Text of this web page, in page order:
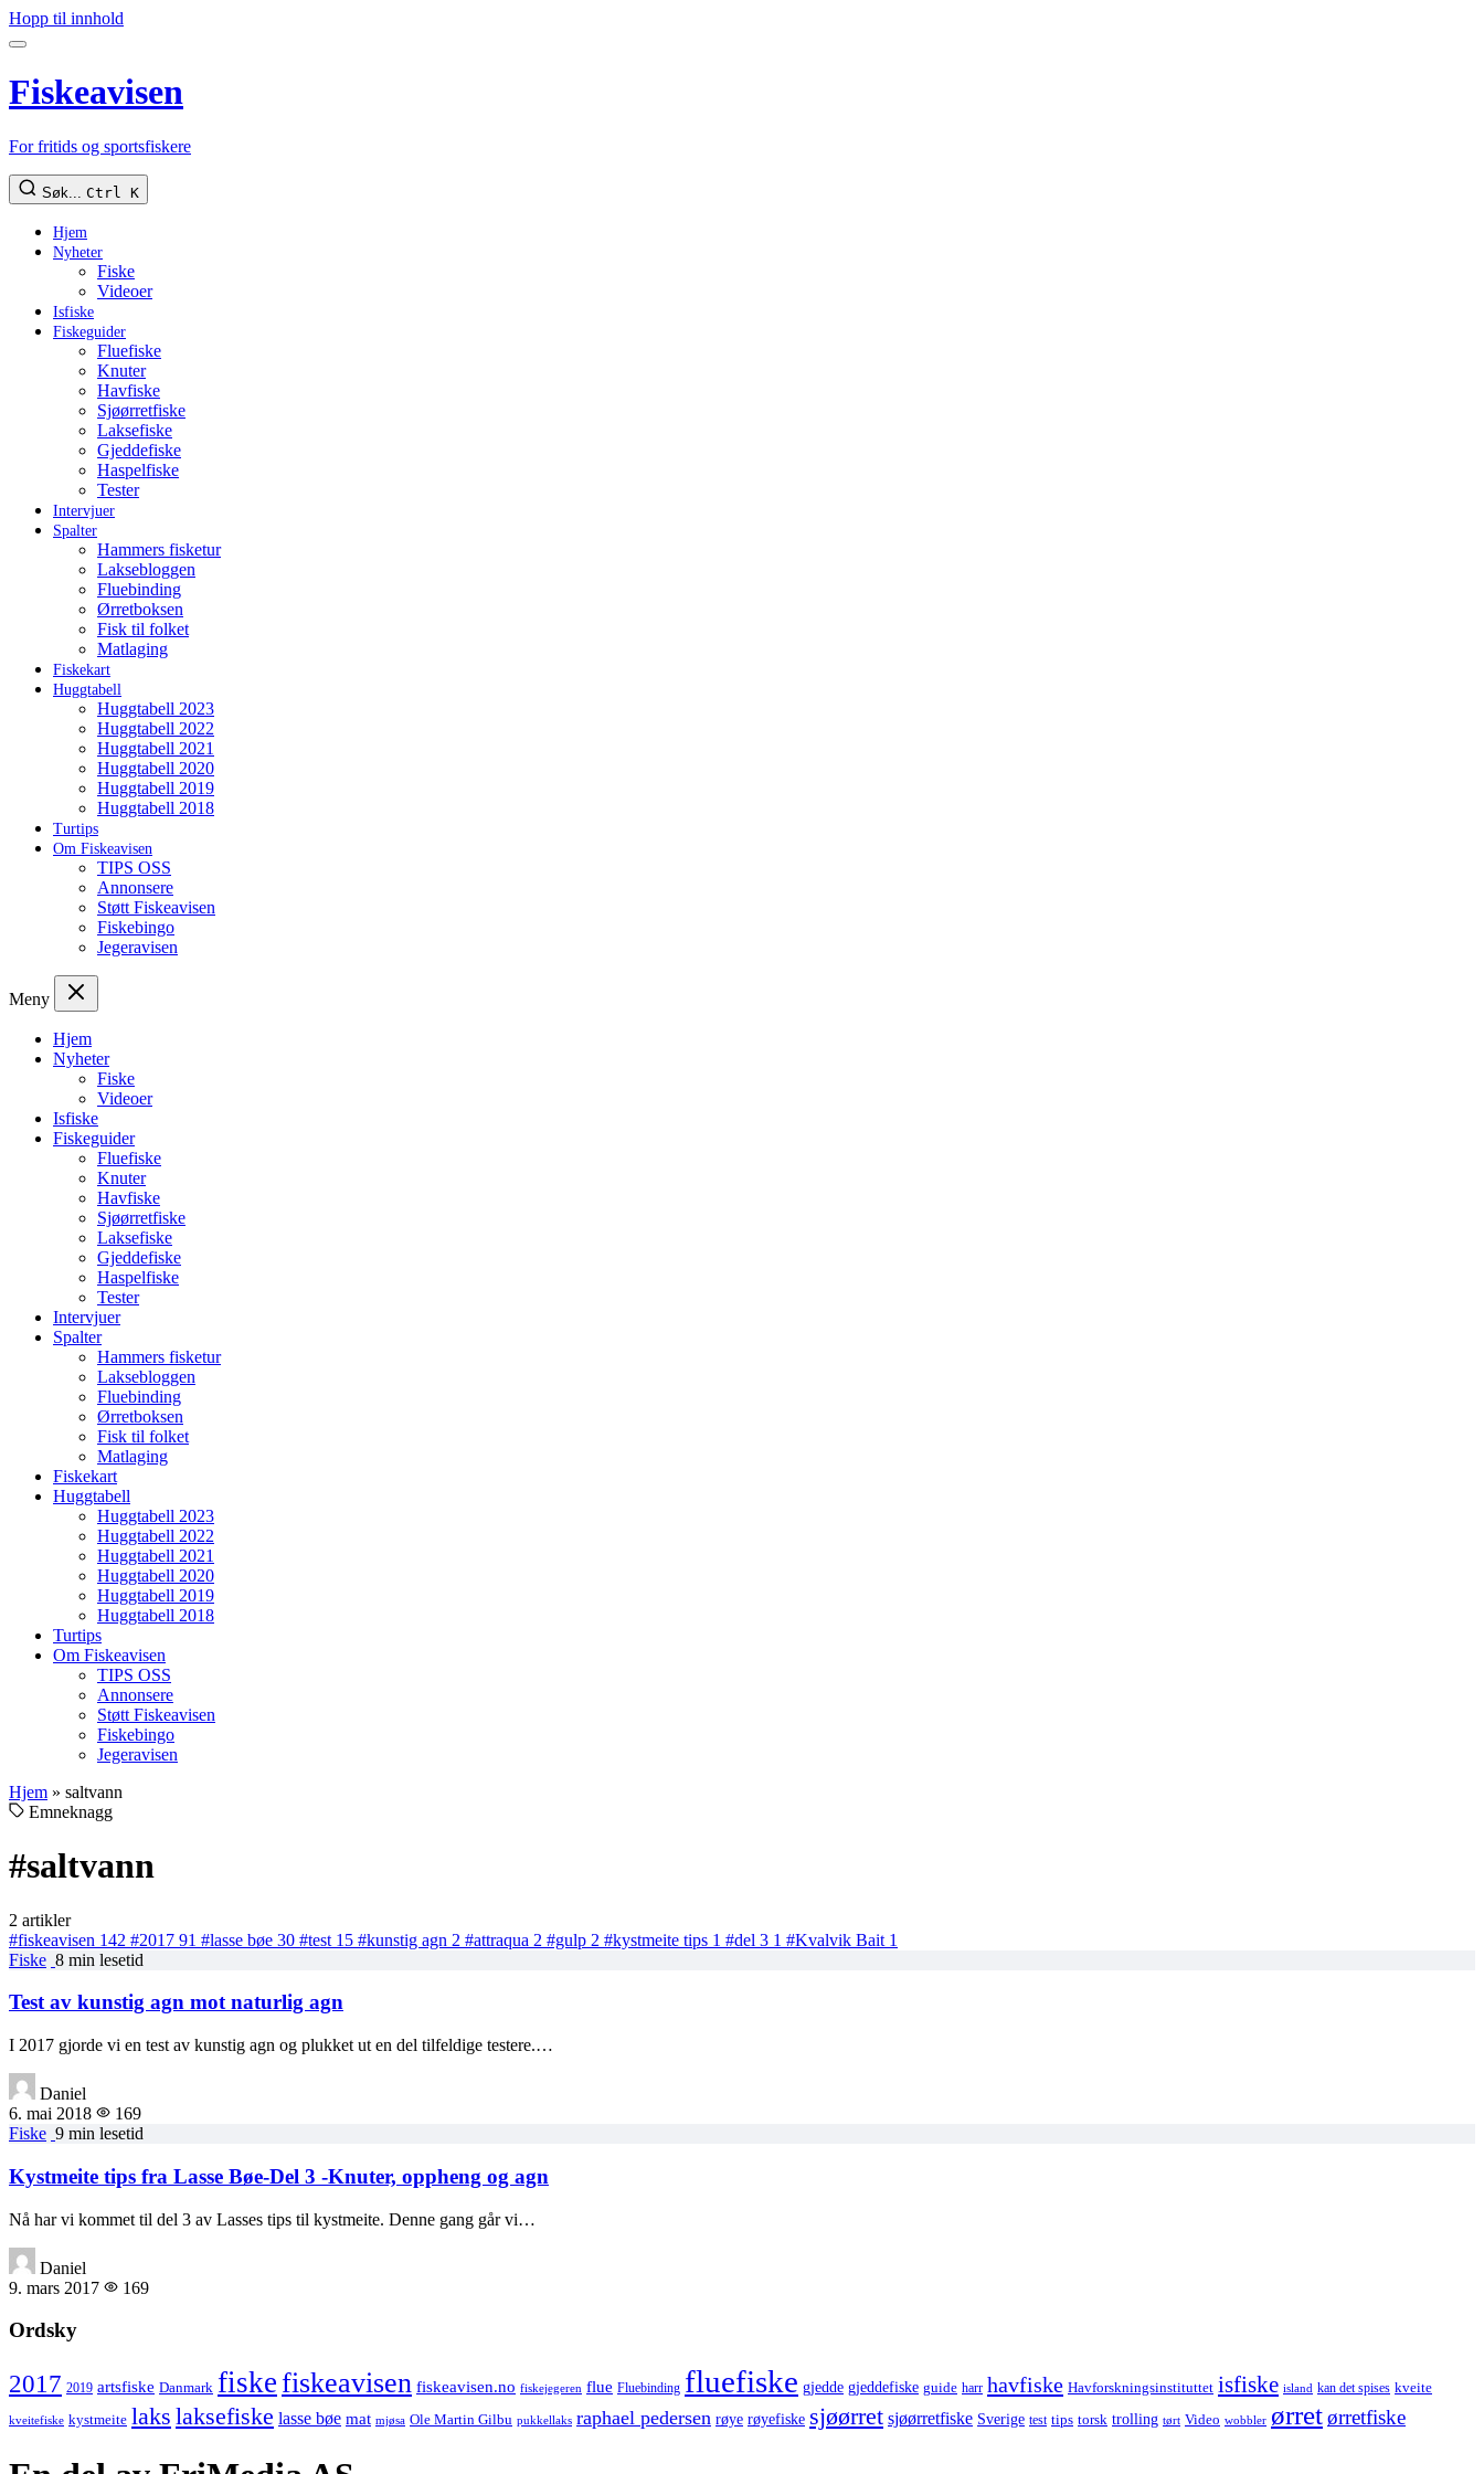
Hopp til innhold
Fiskeavisen
For fritids og sportsfiskere
Søk... Ctrl K
Hjem
Nyheter
Fiske
Videoer
Isfiske
Fiskeguider
Fluefiske
Knuter
Havfiske
Sjøørretfiske
Laksefiske
Gjeddefiske
Haspelfiske
Tester
Intervjuer
Spalter
Hammers fisketur
Laksebloggen
Fluebinding
Ørretboksen
Fisk til folket
Matlaging
Fiskekart
Huggtabell
Huggtabell 2023
Huggtabell 2022
Huggtabell 2021
Huggtabell 2020
Huggtabell 2019
Huggtabell 2018
Turtips
Om Fiskeavisen
TIPS OSS
Annonsere
Støtt Fiskeavisen
Fiskebingo
Jegeravisen
Meny
Hjem
Nyheter
Fiske
Videoer
Isfiske
Fiskeguider
Fluefiske
Knuter
Havfiske
Sjøørretfiske
Laksefiske
Gjeddefiske
Haspelfiske
Tester
Intervjuer
Spalter
Hammers fisketur
Laksebloggen
Fluebinding
Ørretboksen
Fisk til folket
Matlaging
Fiskekart
Huggtabell
Huggtabell 2023
Huggtabell 2022
Huggtabell 2021
Huggtabell 2020
Huggtabell 2019
Huggtabell 2018
Turtips
Om Fiskeavisen
TIPS OSS
Annonsere
Støtt Fiskeavisen
Fiskebingo
Jegeravisen
Hjem » saltvann
Emneknagg
#saltvann
2 artikler
#fiskeavisen 142 #2017 91 #lasse bøe 30 #test 15 #kunstig agn 2 #attraqua 2 #gulp 2 #kystmeite tips 1 #del 3 1 #Kvalvik Bait 1
Fiske 8 min lesetid
Test av kunstig agn mot naturlig agn
I 2017 gjorde vi en test av kunstig agn og plukket ut en del tilfeldige testere.…
Daniel
6. mai 2018
169
Fiske 9 min lesetid
Kystmeite tips fra Lasse Bøe-Del 3 -Knuter, oppheng og agn
Nå har vi kommet til del 3 av Lasses tips til kystmeite. Denne gang går vi…
Daniel
9. mars 2017
169
Ordsky
2017 2019 artsfiske Danmark fiskefiskeavisen fiskeavisen.no fiskejegeren flue Fluebinding fluefiske gjedde gjeddefiske guide harr havfiske Havforskningsinstituttet isfiske island kan det spises kveite
kveitefiske kystmeite laks laksefiske lasse bøe mat mjøsa Ole Martin Gilbu pukkellaks raphael pedersen røye røyefiske sjøørret sjøørretfiske Sverige test tips torsk trolling tørt Video wobbler ørretørretfiske